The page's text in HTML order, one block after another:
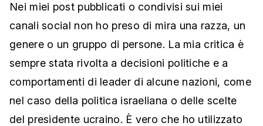
Nei miei post pubblicati o condivisi sui miei
canali social non ho preso di mira una razza, un
genere o un gruppo di persone. La mia critica è
sempre stata rivolta a decisioni politiche e a
comportamenti di leader di alcune nazioni, come
nel caso della politica israeliana o delle scelte
del presidente ucraino. È vero che ho utilizzato